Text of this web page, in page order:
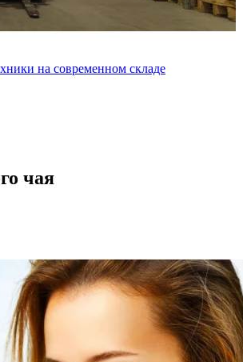
на современном складе
чая